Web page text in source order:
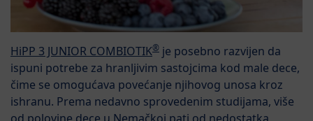
HiPP 3 JUNIOR COMBIOTIK® je posebno razvijen da
ispuni potrebe za hranljivim sastojcima kod male dece,
čime se omogućava povećanje njihovog unosa kroz
ishranu. Prema nedavno sprovedenim studijama, više